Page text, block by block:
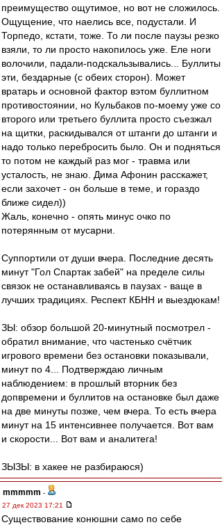
преимущество ощутимое, но вот не сложилось.
Ощущение, что наелись все, подустали. И
Торпедо, кстати, тоже. То ли после паузы резко
взяли, то ли просто накопилось уже. Еле ноги
волочили, падали-подскальзывались... Буллиты
эти, бездарные (с обеих сторон). Может
вратарь и основной фактор вэтом буллитном
противостоянии, но Кульбаков по-моему уже со
второго или третьего буллита просто съезжал
на щитки, раскидывался от штанги до штанги и
надо только перебросить было. Он и подняться
то потом не каждый раз мог - травма или
усталость, не знаю. Дима Афонин расскажет,
если захочет - он больше в теме, и гораздо
ближе сидел))
Жаль, конечно - опять минус очко по
потерянным от мусарни.
Суппортили от души вчера. Последние десять
минут "Гол Спартак забей" на пределе силы
связок не останавливаясь в паузах - ваще в
лучших традициях. Респект КБНН и выездюкам!
ЗЫ: обзор большой 20-минутный посмотрел -
обратил внимание, что частенько счётчик
игрового времени без остановки показывали,
минут по 4... Подтверждаю личным
наблюдением: в прошлый вторник без
допвремени и буллитов на остановке был даже
на две минуты позже, чем вчера. То есть вчера
минут на 15 интенсивнее получается. Вот вам
и скорости... Вот вам и аналитега!
ЗЫЗЫ: в хакее не разбираюся)
mmmmm -
27 дек 2023 17:21
Существование конюшни само по себе